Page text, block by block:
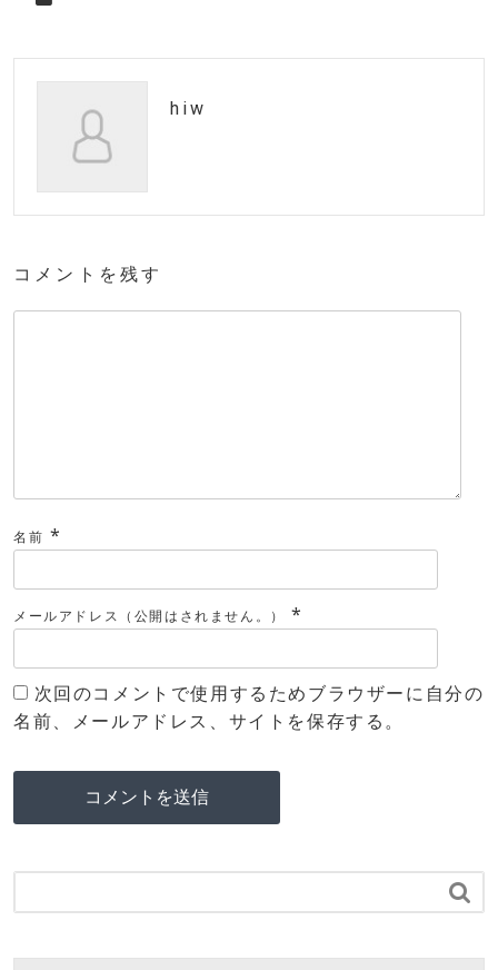
hiw
コメントを残す
名前 *
メールアドレス（公開はされません。） *
次回のコメントで使用するためブラウザーに自分の
名前、メールアドレス、サイトを保存する。
